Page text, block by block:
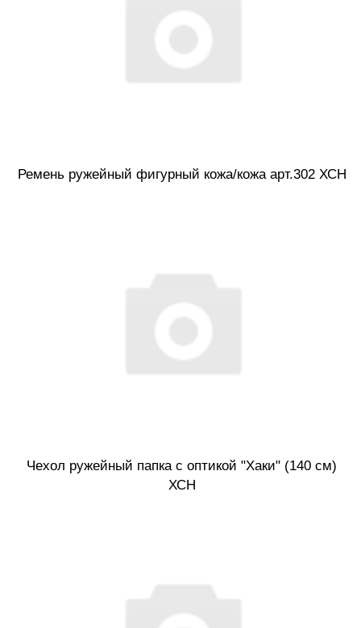
Ремень ружейный фигурный кожа/кожа арт.302 ХСН
Чехол ружейный папка с оптикой "Хаки" (140 см)
ХСН